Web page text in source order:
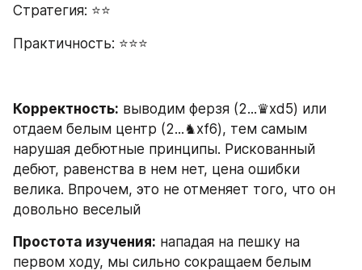
Стратегия: ⭐⭐
Практичность: ⭐⭐⭐
Корректность: выводим ферзя (2...♛xd5) или
отдаем белым центр (2...♞хf6), тем самым
нарушая дебютные принципы. Рискованный
дебют, равенства в нем нет, цена ошибки
велика. Впрочем, это не отменяет того, что он
довольно веселый
Простота изучения: нападая на пешку на
первом ходу, мы сильно сокращаем белым